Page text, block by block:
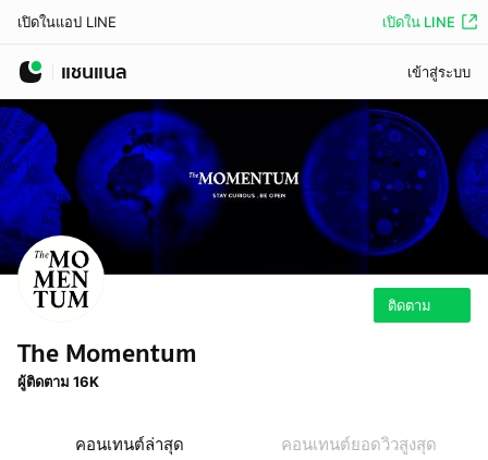
เปิดในแอป LINE เปิดใน LINE
แชนแนล เข้าสู่ระบบ
ติดตาม
The Momentum
ผู้ติดตาม 16K
คอนเทนต์ล่าสุด คอนเทนต์ยอดวิวสูงสุด